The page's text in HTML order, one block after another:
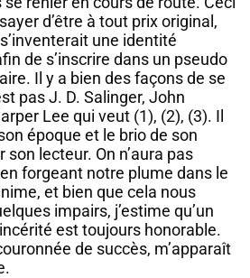
d’être à tout prix original,
une identité
de s’inscrire dans un pseudo
Il y a bien des façons de se
pas J. D. Salinger, John
Lee qui veut (1), (2), (3). Il
époque et le brio de son
lecteur. On n’aura pas
forgeant notre plume dans le
et bien que cela nous
impairs, j’estime qu’un
est toujours honorable.
de succès, m’apparaît